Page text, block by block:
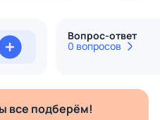
Вопрос-ответ
0 вопросов
все подберём!